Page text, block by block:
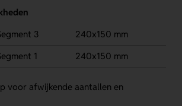
3
240x150 mm
1 240x150 mm
voor afwijkende aantallen en